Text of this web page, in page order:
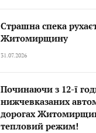
Страшна спека
Житомирщину
31.07.2026
Починаючи з 12-ї
нижчевказаних
дорогах
тепловий режим!